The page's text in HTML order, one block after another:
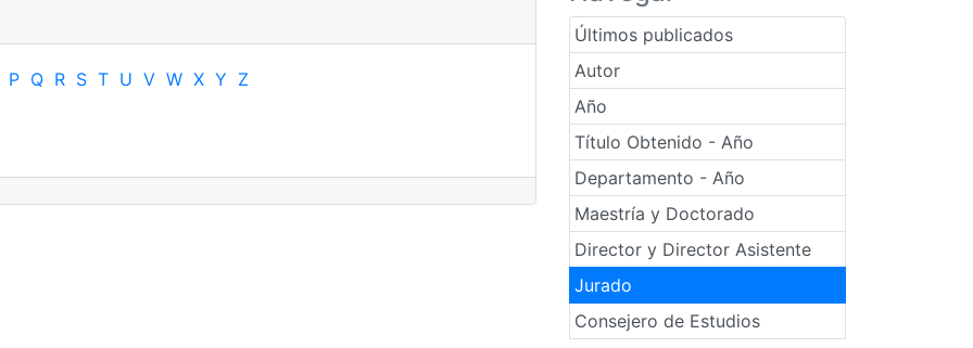
Últimos publicados
Autor
Año
Título Obtenido - Año
Departamento - Año
Maestría y Doctorado
Director y Director Asistente
Jurado
Consejero de Estudios
P Q R S T U V W X Y Z